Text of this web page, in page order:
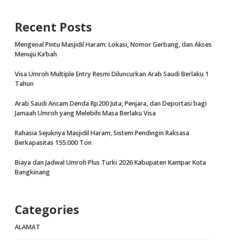
Recent Posts
Mengenal Pintu Masjidil Haram: Lokasi, Nomor Gerbang, dan Akses
Menuju Ka’bah
Visa Umroh Multiple Entry Resmi Diluncurkan Arab Saudi Berlaku 1
Tahun
Arab Saudi Ancam Denda Rp200 Juta, Penjara, dan Deportasi bagi
Jamaah Umroh yang Melebihi Masa Berlaku Visa
Rahasia Sejuknya Masjidil Haram, Sistem Pendingin Raksasa
Berkapasitas 155.000 Ton
Biaya dan Jadwal Umroh Plus Turki 2026 Kabupaten Kampar Kota
Bangkinang
Categories
ALAMAT